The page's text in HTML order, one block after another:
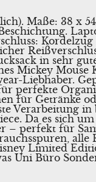
Maße: 38 x
in sehr
Mickey Mouse
Liebhaber.
perfekte
für Getränke
Verarbeitung
Da es sich
– perfekt für
alle
Limited
Uni Büro